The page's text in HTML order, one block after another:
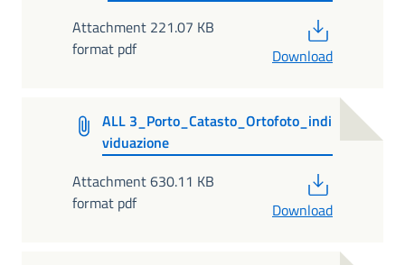
Attachment 221.07 KB
format pdf
Download
ALL 3_Porto_Catasto_Ortofoto_indi
viduazione
Attachment 630.11 KB
format pdf
Download